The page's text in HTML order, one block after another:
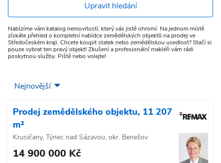
Upravit hledání
Nabízíme vám katalog nemovitostí, který vás jistě ohromí. Na jednom místě
získáte přehled o kompletní nabídce zemědělských objektů na prodej ve
Středočeském kraji. Chcete koupit statek nebo zemědělskou usedlost? Stačí si
pouze vybrat ten pravý objekt! Zkušení a profesionální makléři vám rádi
poskytnou služby. Piště nebo volejte!
Prodej zemědělského objektu, 11 207
m²
Krusičany, Týnec nad Sázavou, okr. Benešov
14 900 000 Kč